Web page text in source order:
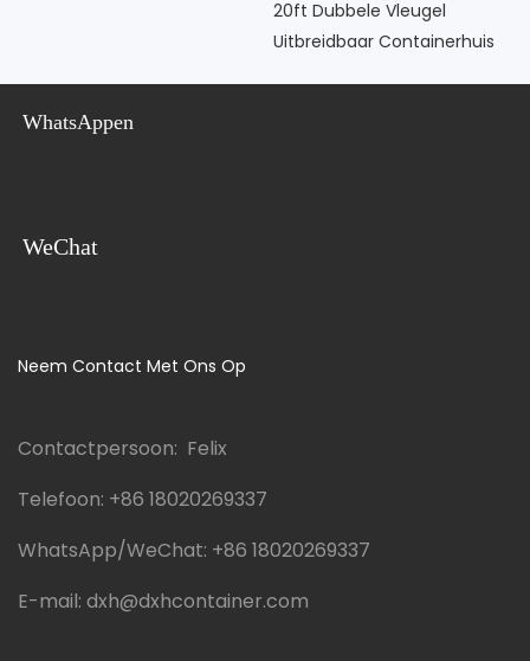
20ft Dubbele Vleugel
Uitbreidbaar Containerhuis
WhatsAppen
WeChat
Neem Contact Met Ons Op
Contactpersoon: Felix
Telefoon: +86 18020269337
WhatsApp/WeChat: +86 18020269337
E-mail: dxh@dxhcontainer.com